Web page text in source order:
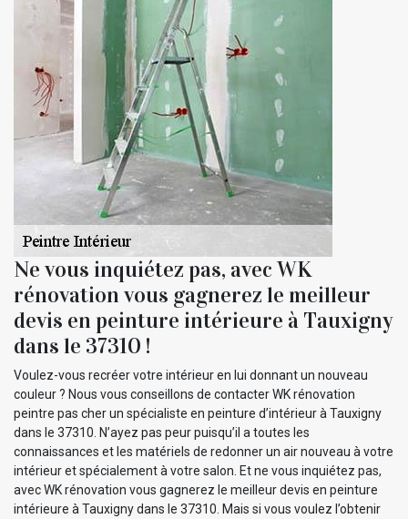
Ne vous inquiétez pas, avec WK
rénovation vous gagnerez le meilleur
devis en peinture intérieure à Tauxigny
dans le 37310 !
Voulez-vous recréer votre intérieur en lui donnant un nouveau
couleur ? Nous vous conseillons de contacter WK rénovation
peintre pas cher un spécialiste en peinture d’intérieur à Tauxigny
dans le 37310. N’ayez pas peur puisqu’il a toutes les
connaissances et les matériels de redonner un air nouveau à votre
intérieur et spécialement à votre salon. Et ne vous inquiétez pas,
avec WK rénovation vous gagnerez le meilleur devis en peinture
intérieure à Tauxigny dans le 37310. Mais si vous voulez l’obtenir